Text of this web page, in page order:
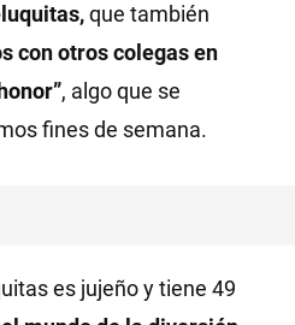
que también
con otros colegas en
, algo que se
fines de semana.
es jujeño y tiene 49